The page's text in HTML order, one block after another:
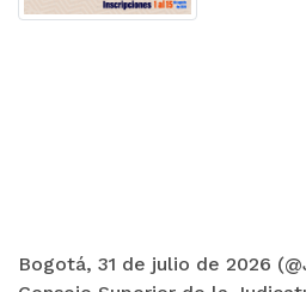
Bogotá, 31 de julio de 2026